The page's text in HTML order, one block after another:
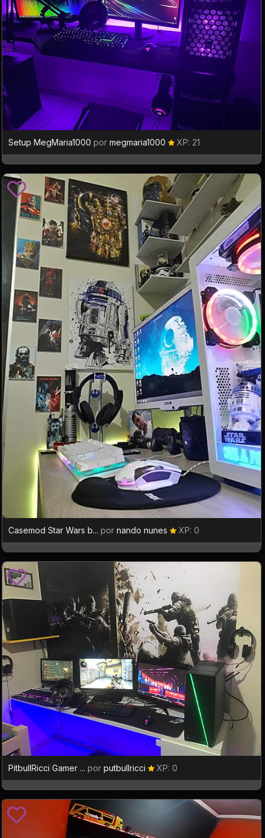
Setup MegMaria1000 por megmaria1000 XP: 21
Casemod Star Wars b... por nando nunes XP: 0
PitbullRicci Gamer ... por putbullricci XP: 0